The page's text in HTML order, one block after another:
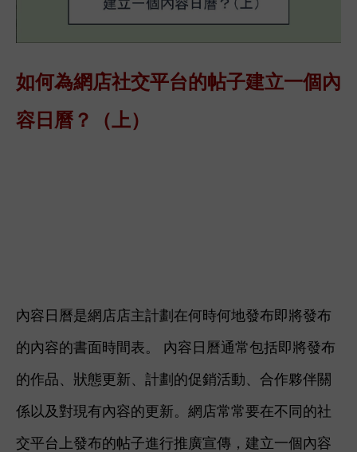
如何為網店社交平台的帖子建立一個內
容日曆？（上）
內容日曆是網店店主計劃在何時何地發布即將發布
的內容的書面時間表。 內容日曆通常包括即將發布
的作品、狀態更新、計劃的促銷活動、合作夥伴關
係以及對現有內容的更新。網店常常要在不同的社
交平台上發布的帖子進行推廣宣傳，建立一個內容